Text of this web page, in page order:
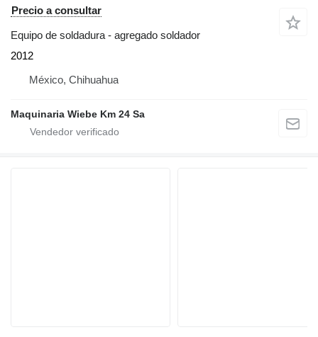
Precio a consultar
Equipo de soldadura - agregado soldador
2012
México, Chihuahua
Maquinaria Wiebe Km 24 Sa